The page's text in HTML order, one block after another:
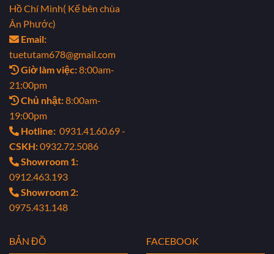
Hồ Chí Minh( Kế bên chùa
Ân Phước)
Email:
tuetutam678@gmail.com
Giờ làm việc:8:00am-
21:00pm
Chủ nhật:8:00am-
19:00pm
Hotline: 0931.41.60.69 -
CSKH:0932.72.5086
Showroom 1:
0912.463.193
Showroom 2:
0975.431.148
BẢN ĐỒ FACEBOOK